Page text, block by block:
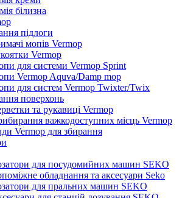
білизна
підлоги
мопів Vermop
Vermop
для системи Vermop Sprint
Vermop Aquva/Damp mop
для систем Vermop Twixter/Twix
поверхонь
та рукавиці Vermop
важкодоступних місць Vermop
Vermop для збирання
для посудомийних машин SEKO
обладнання та аксесуари Seko
для пральних машин SEKO